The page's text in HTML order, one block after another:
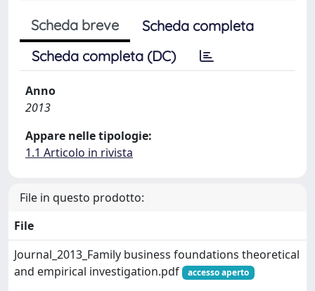
Scheda breve
Scheda completa
Scheda completa (DC)
Anno
2013
Appare nelle tipologie:
1.1 Articolo in rivista
File in questo prodotto:
File
Journal_2013_Family business foundations theoretical
and empirical investigation.pdf
accesso aperto